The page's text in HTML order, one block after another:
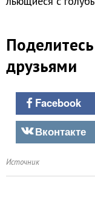
друзьями
Facebook
Вконтакте
Источник